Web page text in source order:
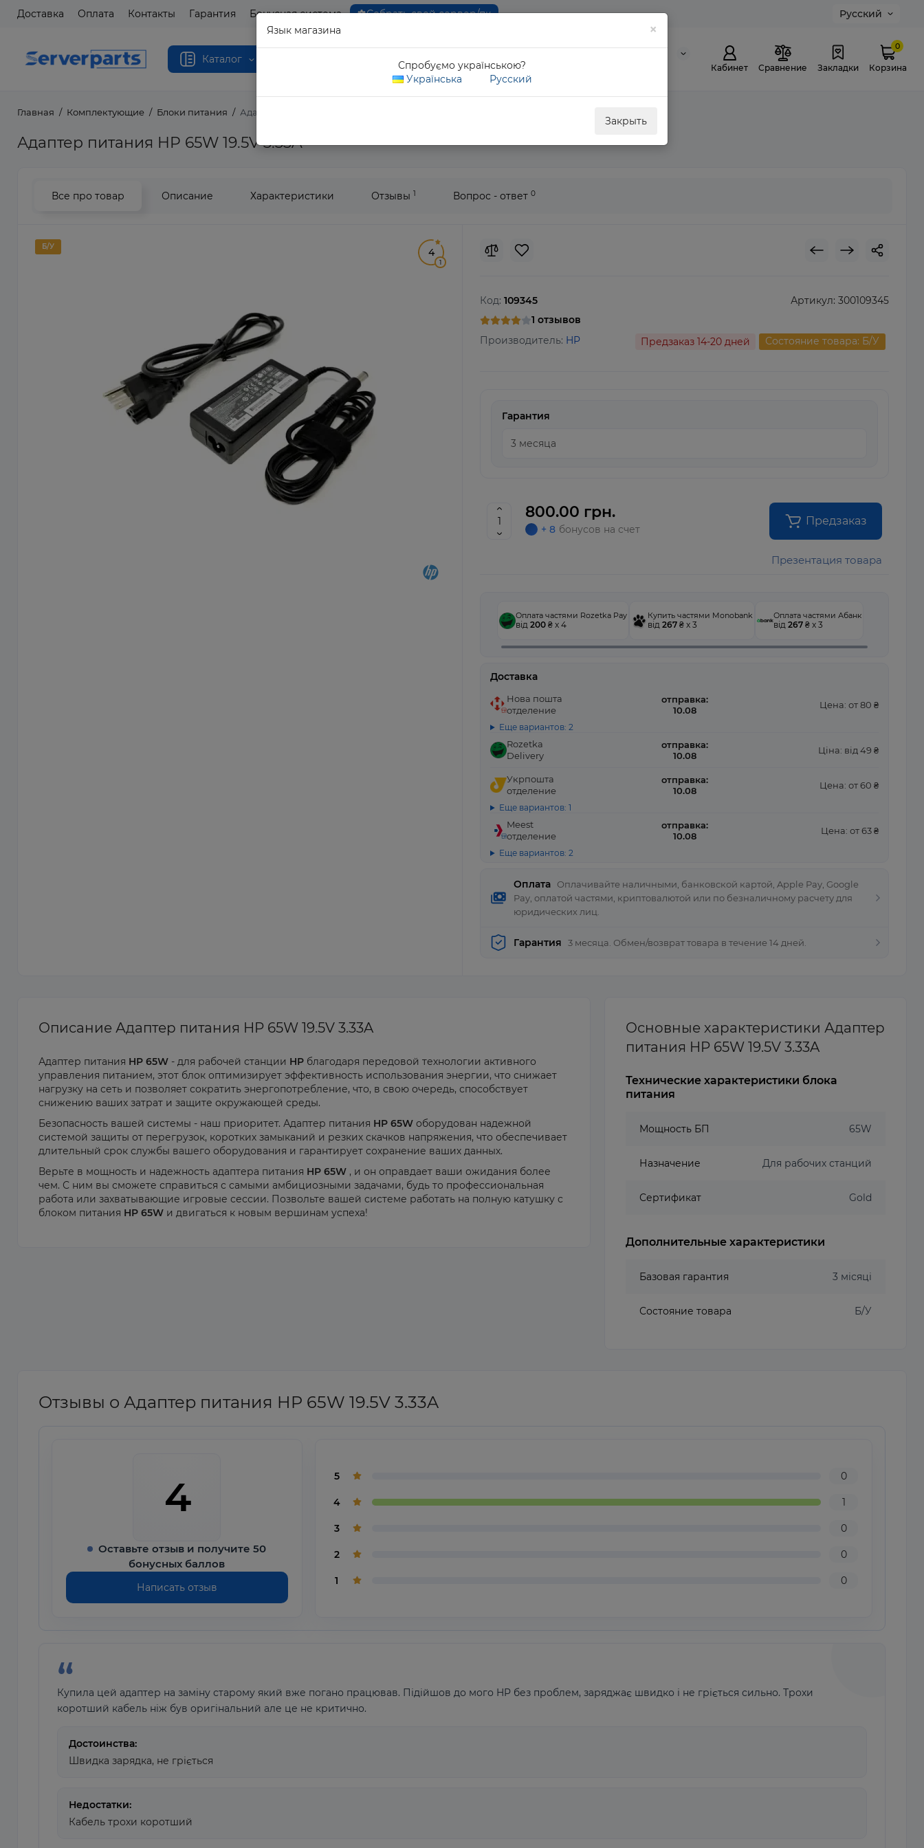
Доставка Оплата Контакты Гарантия Бонусная система Собрать свой сервер/пк Русский
Каталог
0 800 311 307
Кабинет Сравнение Закладки
0
Корзина
Главная Комплектующие Блоки питания Адаптер питания HP 65W 19.5V 3.33A
Адаптер питания HP 65W 19.5V 3.33A
×
Язык магазина
Спробуємо українською?
Українська
Русский
Закрыть
Все про товар Описание Характеристики Отзывы 1 Вопрос - ответ 0
Б/У 4
1
Код: 109345
1 отзывов
Артикул: 300109345
Производитель: HP Предзаказ 14-20 дней Состояние товара: Б/У
Гарантия
800.00 грн.
+ 8 бонусов на счет
Предзаказ
Презентация товара
Оплата
Оплачивайте наличными, банковской картой, Apple Pay, Google
Pay, оплатой частями, криптовалютой или по безналичному расчету для
юридических лиц.
Оплата частями Rozetka Pay
від 200 ₴ x 4
Купить частями Monobank
від 267 ₴ x 3
Оплата частями Абанк
від 267 ₴ x 3
Доставка
Нова пошта
отделение
отправка:
10.08
Цена: от 80 ₴
Еще вариантов: 2
Rozetka
Delivery
отправка:
10.08
Ціна: від 49 ₴
Укрпошта
отделение
отправка:
10.08
Цена: от 60 ₴
Еще вариантов: 1
Meest
отделение
отправка:
10.08
Цена: от 63 ₴
Еще вариантов: 2
Гарантия 3 месяца. Обмен/возврат товара в течение 14 дней.
Описание Адаптер питания HP 65W 19.5V 3.33A
Адаптер питания HP 65W - для рабочей станции HP благодаря передовой технологии активного
управления питанием, этот блок оптимизирует эффективность использования энергии, что снижает
нагрузку на сеть и позволяет сократить энергопотребление, что, в свою очередь, способствует
снижению ваших затрат и защите окружающей среды.
Безопасность вашей системы - наш приоритет. Адаптер питания HP 65W оборудован надежной
системой защиты от перегрузок, коротких замыканий и резких скачков напряжения, что обеспечивает
длительный срок службы вашего оборудования и гарантирует сохранение ваших данных.
Верьте в мощность и надежность адаптера питания HP 65W , и он оправдает ваши ожидания более
чем. С ним вы сможете справиться с самыми амбициозными задачами, будь то профессиональная
работа или захватывающие игровые сессии. Позвольте вашей системе работать на полную катушку с
блоком питания HP 65W и двигаться к новым вершинам успеха!
Основные характеристики Адаптер
питания HP 65W 19.5V 3.33A
Технические характеристики блока
питания
Мощность БП 65W
Назначение Для рабочих станций
Сертификат Gold
Дополнительные характеристики
Базовая гарантия 3 місяці
Состояние товара Б/У
Отзывы о Адаптер питания HP 65W 19.5V 3.33A
4
Оставьте отзыв и получите 50
бонусных баллов
Написать отзыв
5 0
4 1
3 0
2 0
1 0
Купила цей адаптер на заміну старому який вже погано працював. Підійшов до мого HP без проблем, заряджає швидко і не гріється сильно. Трохи
коротший кабель ніж був оригінальний але це не критично.
Достоинства:
Швидка зарядка, не гріється
Недостатки:
Кабель трохи коротший